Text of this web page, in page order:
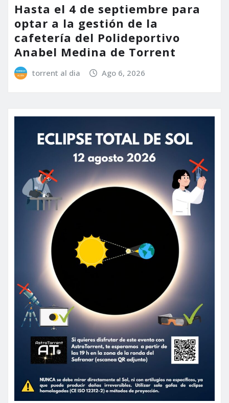
Hasta el 4 de septiembre para
optar a la gestión de la
cafetería del Polideportivo
Anabel Medina de Torrent
torrent al dia Ago 6, 2026